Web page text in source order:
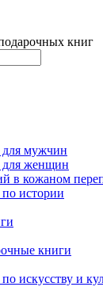
книг
мужчин
женщин
в кожаном
истории
книги
искусству и